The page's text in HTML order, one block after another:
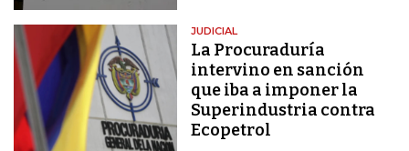
JUDICIAL
La Procuraduría
intervino en sanción
que iba a imponer la
Superindustria contra
Ecopetrol